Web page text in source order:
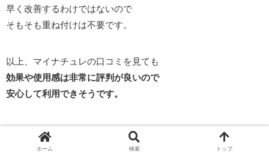
早く改善するわけではないので
そもそも重ね付けは不要です。
以上、マイナチュレの口コミを見ても
効果や使用感は非常に評判が良いので
安心して利用できそうです。
マイナチュレは
ホーム 検索 トップ